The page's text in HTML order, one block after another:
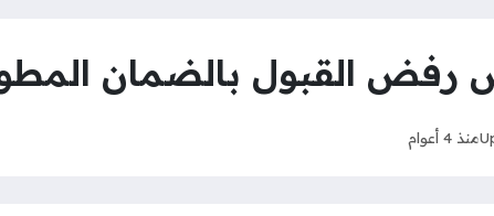
رفض القبول بالضمان المطور
منذ 4 أعوام